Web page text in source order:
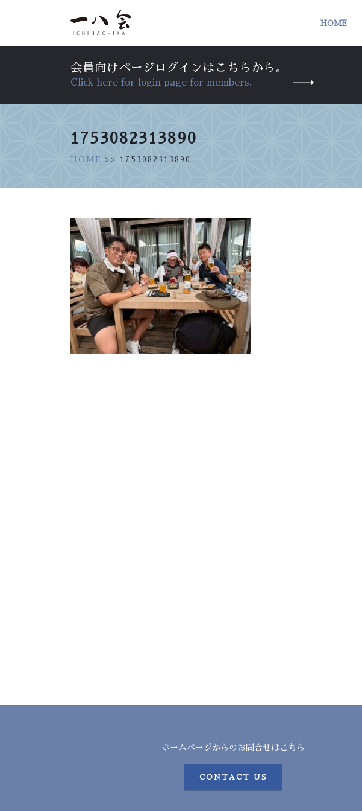
HOME
会員向けページログインはこちらから。
Click here for login page for members.
1753082313890
HOME >> 1753082313890
ホームページからのお問合せはこちら
CONTACT US